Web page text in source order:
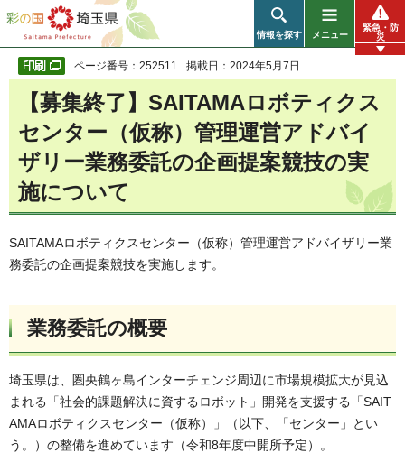
彩の国 埼玉県
情報を探す メニュー
緊急・防
災
ページ番号：252511 掲載日：2024年5月7日
【募集終了】SAITAMAロボティクス
センター（仮称）管理運営アドバイ
ザリー業務委託の企画提案競技の実
施について
SAITAMAロボティクスセンター（仮称）管理運営アドバイザリー業
務委託の企画提案競技を実施します。
業務委託の概要
埼玉県は、圏央鶴ヶ島インターチェンジ周辺に市場規模拡大が見込
まれる「社会的課題解決に資するロボット」開発を支援する「SAIT
AMAロボティクスセンター（仮称）」（以下、「センター」とい
う。）の整備を進めています（令和8年度中開所予定）。